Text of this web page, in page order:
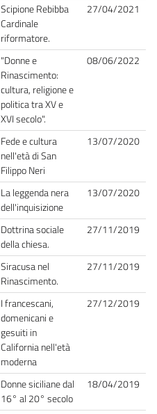
Scipione Rebibba
Cardinale
riformatore.
27/04/2021
"Donne e
Rinascimento:
cultura, religione e
politica tra XV e
XVI secolo".
08/06/2022
Fede e cultura
nell'età di San
Filippo Neri
13/07/2020
La leggenda nera
dell'inquisizione
13/07/2020
Dottrina sociale
della chiesa.
27/11/2019
Siracusa nel
Rinascimento.
27/11/2019
I francescani,
domenicani e
gesuiti in
California nell'età
moderna
27/12/2019
Donne siciliane dal
16° al 20° secolo
18/04/2019